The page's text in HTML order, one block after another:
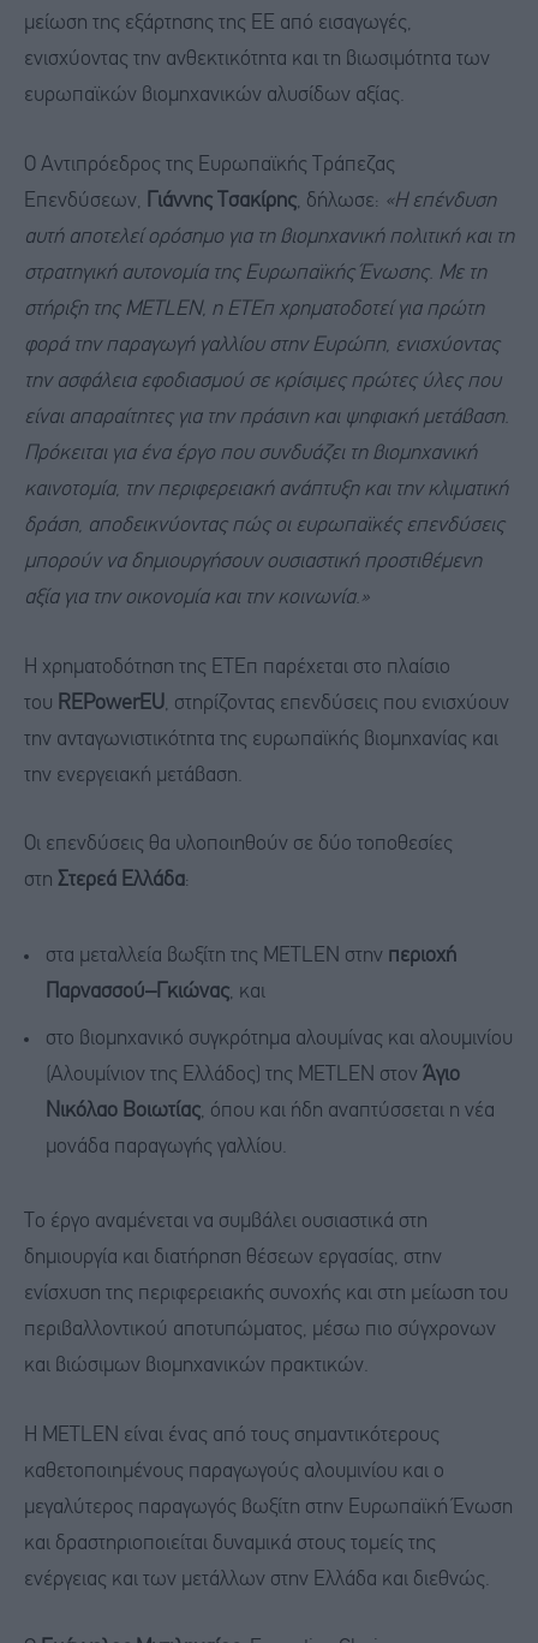
μείωση της εξάρτησης της ΕΕ από εισαγωγές,
ενισχύοντας την ανθεκτικότητα και τη βιωσιμότητα των
ευρωπαϊκών βιομηχανικών αλυσίδων αξίας.
Ο Αντιπρόεδρος της Ευρωπαϊκής Τράπεζας
Επενδύσεων,
Γιάννης Τσακίρης, δήλωσε: «Η επένδυση
αυτή αποτελεί ορόσημο για τη βιομηχανική πολιτική και τη
στρατηγική αυτονομία της Ευρωπαϊκής Ένωσης. Με τη
στήριξη της METLEN, η ΕΤΕπ χρηματοδοτεί για πρώτη
φορά την παραγωγή γαλλίου στην Ευρώπη, ενισχύοντας
την ασφάλεια εφοδιασμού σε κρίσιμες πρώτες ύλες που
είναι απαραίτητες για την πράσινη και ψηφιακή μετάβαση.
Πρόκειται για ένα έργο που συνδυάζει τη βιομηχανική
καινοτομία, την περιφερειακή ανάπτυξη και την κλιματική
δράση, αποδεικνύοντας πώς οι ευρωπαϊκές επενδύσεις
μπορούν να δημιουργήσουν ουσιαστική προστιθέμενη
αξία για την οικονομία και την κοινωνία.»
Η χρηματοδότηση της ΕΤΕπ παρέχεται στο πλαίσιο
του REPowerEU, στηρίζοντας επενδύσεις που ενισχύουν
την ανταγωνιστικότητα της ευρωπαϊκής βιομηχανίας και
την ενεργειακή μετάβαση.
Οι επενδύσεις θα υλοποιηθούν σε δύο τοποθεσίες
στη Στερεά Ελλάδα:
στα μεταλλεία βωξίτη της METLEN στην περιοχή
Παρνασσού–Γκιώνας, και
στο βιομηχανικό συγκρότημα αλουμίνας και αλουμινίου
(Αλουμίνιον της Ελλάδος) της METLEN στον Άγιο
Νικόλαο Βοιωτίας, όπου και ήδη αναπτύσσεται η νέα
μονάδα παραγωγής γαλλίου.
Το έργο αναμένεται να συμβάλει ουσιαστικά στη
δημιουργία και διατήρηση θέσεων εργασίας, στην
ενίσχυση της περιφερειακής συνοχής και στη μείωση του
περιβαλλοντικού αποτυπώματος, μέσω πιο σύγχρονων
και βιώσιμων βιομηχανικών πρακτικών.
Η METLEN είναι ένας από τους σημαντικότερους
καθετοποιημένους παραγωγούς αλουμινίου και ο
μεγαλύτερος παραγωγός βωξίτη στην Ευρωπαϊκή Ένωση
και δραστηριοποιείται δυναμικά στους τομείς της
ενέργειας και των μετάλλων στην Ελλάδα και διεθνώς.